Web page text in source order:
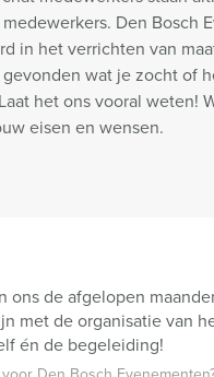
Den Bosch
in het verrichten van
wat je zocht of
het ons vooral weten!
eisen en wensen.
ons de afgelopen
met de organisatie van
én de begeleiding!